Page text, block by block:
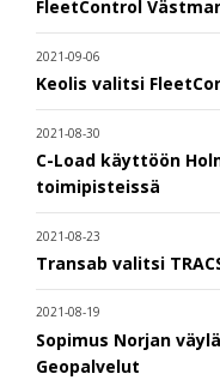
FleetControl
2021-09-06
Keolis valitsi
2021-08-30
C-Load käyttöön
toimipisteissä
2021-08-23
Transab valitsi
2021-08-19
Sopimus Norjan
Geopalvelut